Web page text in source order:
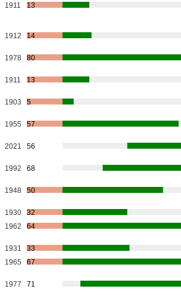
1911 13
1912 14
1978 80
1911 13
1903 5
1955 57
2021 56
1992 68
1948 50
1930
32
1962 64
1931
33
1965 67
1977 71